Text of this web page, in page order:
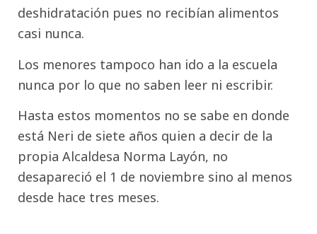
deshidratación pues no recibían alimentos
casi nunca.
Los menores tampoco han ido a la escuela
nunca por lo que no saben leer ni escribir.
Hasta estos momentos no se sabe en donde
está Neri de siete años quien a decir de la
propia Alcaldesa Norma Layón, no
desapareció el 1 de noviembre sino al menos
desde hace tres meses.